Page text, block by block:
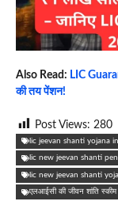
Also Read: LIC
की तय पेंशन!
Post Views: 280
‎lic jeevan shanti yojana
‎lic new jeevan shanti
lic new jeevan shanti
‎एलआईसी की जीवन शांति स्कीम